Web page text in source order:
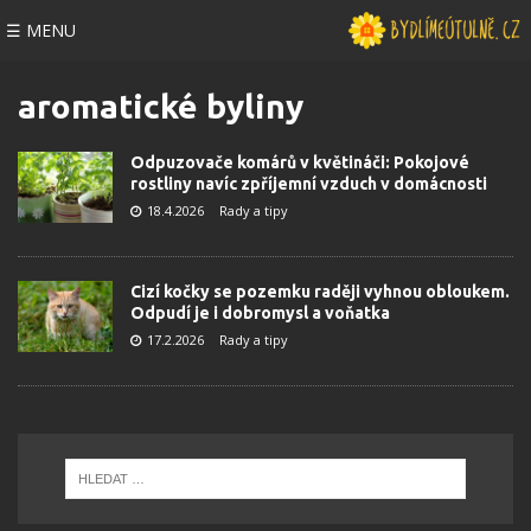
☰ MENU
aromatické byliny
Odpuzovače komárů v květináči: Pokojové
rostliny navíc zpříjemní vzduch v domácnosti
18.4.2026 Rady a tipy
Cizí kočky se pozemku raději vyhnou obloukem.
Odpudí je i dobromysl a voňatka
17.2.2026 Rady a tipy